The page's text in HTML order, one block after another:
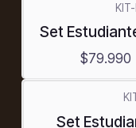
Set
$79.990
Set